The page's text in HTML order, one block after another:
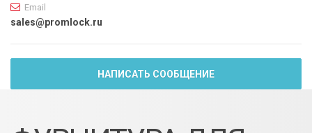
Email
sales@promlock.ru
НАПИСАТЬ СООБЩЕНИЕ